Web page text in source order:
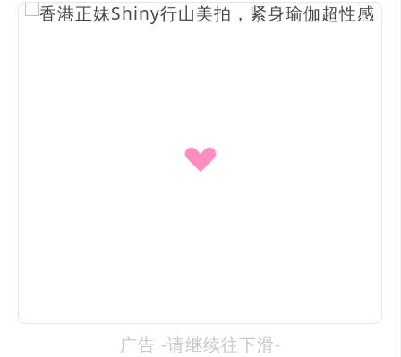
广告 -请继续往下滑-